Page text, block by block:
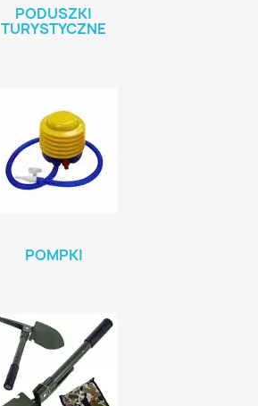
PODUSZKI
TURYSTYCZNE
POMPKI